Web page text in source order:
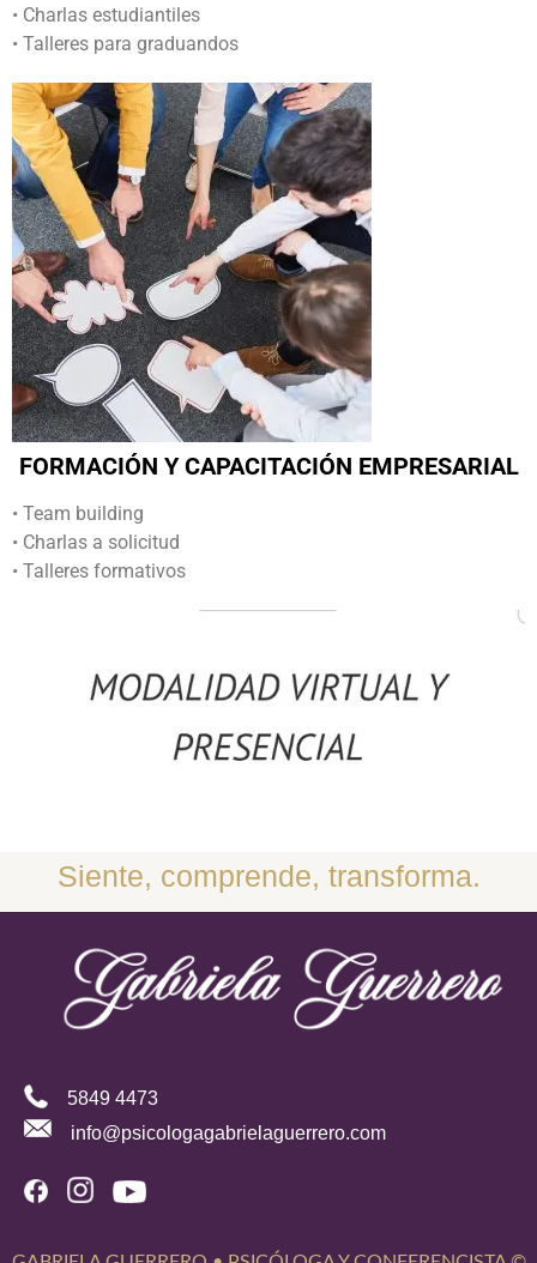
• Charlas estudiantiles
• Talleres para graduandos
FORMACIÓN Y CAPACITACIÓN EMPRESARIAL
• Team building
• Charlas a solicitud
• Talleres formativos
Siente, comprende, transforma.
5849 4473
info@psicologagabrielaguerrero.com